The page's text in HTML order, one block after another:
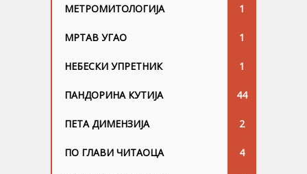
МЕТРОМИТОЛОГИЈА 1
МРТАВ УГАО 1
НЕБЕСКИ УПРЕТНИК 1
ПАНДОРИНА КУТИЈА 44
ПЕТА ДИМЕНЗИЈА 2
ПО ГЛАВИ ЧИТАОЦА 4